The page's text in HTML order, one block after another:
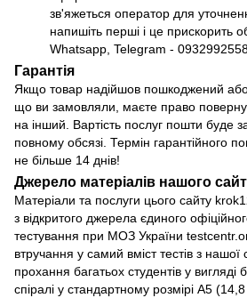
зв'яжеться оператор для
напишіть перші і це прискорить
Whatsapp, Telegram -
Гарантія
Якщо товар надійшов пошкоджений або
що ви замовляли, маєте право
на інший. Вартість послуг пошти буде
повному обсязі. Термін гарантійного
не більше 14 днів!
Джерело матеріалів нашого
Матеріали та послуги цього сайту
з відкритого джерела єдиного
тестування при МОЗ України
втручання у самий вміст тестів з
прохання багатьох студентів у вигляді
спіралі у стандартному розмірі А5